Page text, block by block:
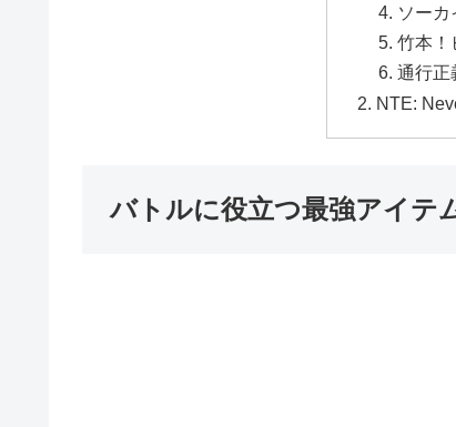
ソーカ
竹本！
通行正
NTE:
バトルに役立つ最強アイテ